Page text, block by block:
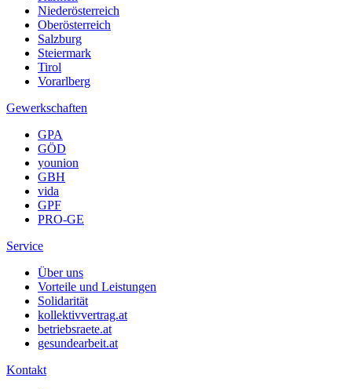
Niederösterreich
Oberösterreich
Salzburg
Steiermark
Tirol
Vorarlberg
Gewerkschaften
GPA
GÖD
younion
GBH
vida
GPF
PRO-GE
Service
Über uns
Vorteile und Leistungen
Solidarität
kollektivvertrag.at
betriebsraete.at
gesundearbeit.at
Kontakt